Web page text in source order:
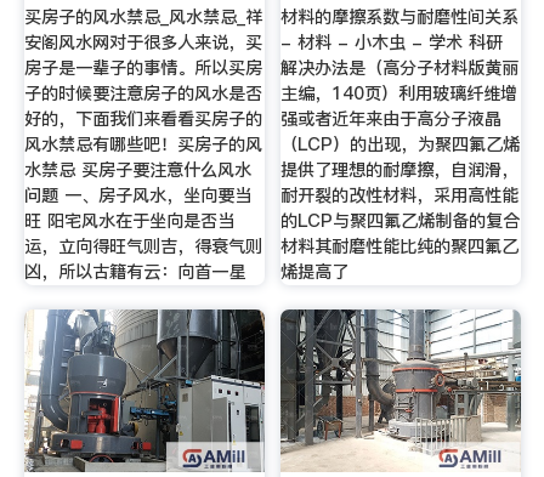
买房子的风水禁忌_风水禁忌_祥
安阁风水网对于很多人来说，买
房子是一辈子的事情。所以买房
子的时候要注意房子的风水是否
好的，下面我们来看看买房子的
风水禁忌有哪些吧！买房子的风
水禁忌 买房子要注意什么风水
问题 一、房子风水，坐向要当
旺 阳宅风水在于坐向是否当
运，立向得旺气则吉，得衰气则
凶，所以古籍有云：向首一星
材料的摩擦系数与耐磨性间关系
- 材料 - 小木虫 - 学术 科研
解决办法是（高分子材料版黄丽
主编，140页）利用玻璃纤维增
强或者近年来由于高分子液晶
（LCP）的出现，为聚四氟乙烯
提供了理想的耐摩擦，自润滑，
耐开裂的改性材料，采用高性能
的LCP与聚四氟乙烯制备的复合
材料其耐磨性能比纯的聚四氟乙
烯提高了